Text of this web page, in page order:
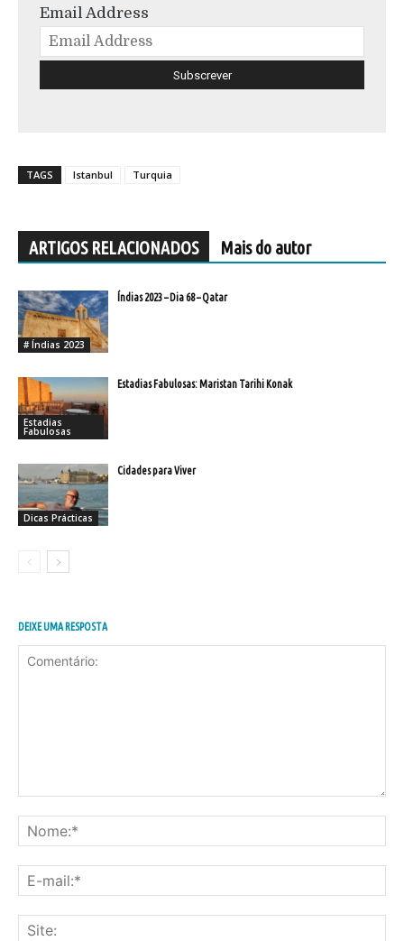
Email Address
TAGS Istanbul Turquia
ARTIGOS RELACIONADOS Mais do autor
# Índias 2023
Índias 2023 – Dia 68 – Qatar
Estadias
Fabulosas
Estadias Fabulosas: Maristan Tarihi Konak
Dicas Prácticas
Cidades para Viver
DEIXE UMA RESPOSTA